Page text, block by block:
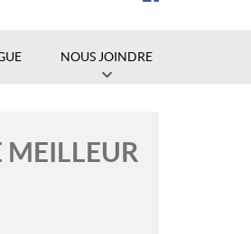
NOUS JOINDRE
MEILLEUR